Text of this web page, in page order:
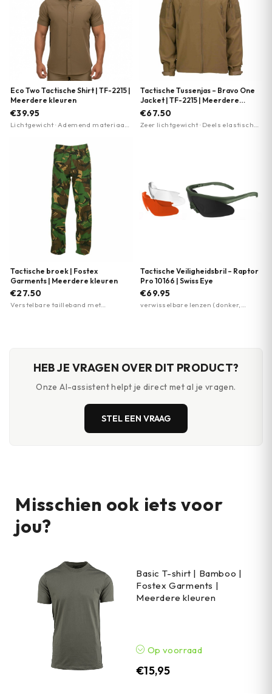
Eco Two Tactische Shirt | TF-2215 |
Meerdere kleuren
€39.95
Lichtgewicht · Ademend materiaal ·
Tactische Tussenjas – Bravo One
Jacket | TF-2215 | Meerdere
kleuren
€67.50
Zeer lichtgewicht · Deels elastisch
Tactische broek | Fostex
Garments | Meerdere kleuren
€27.50
Verstelbare tailleband met
Tactische Veiligheidsbril – Raptor
Pro 10166 | Swiss Eye
€69.95
verwisselbare lenzen (donker,
HEB JE VRAGEN OVER DIT PRODUCT?
Onze AI-assistent helpt je direct met al je vragen.
STEL EEN VRAAG
Misschien ook iets voor
jou?
Basic T-shirt | Bamboo |
Fostex Garments |
Meerdere kleuren
Op voorraad
€15,95